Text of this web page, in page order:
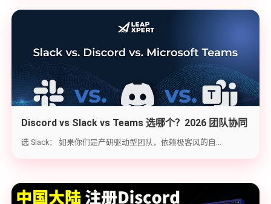
Discord vs Slack vs Teams 选哪个？2026 团队协同
工具实战选型指南
选 Slack： 如果你们是产研驱动型团队，依赖极客风的自...